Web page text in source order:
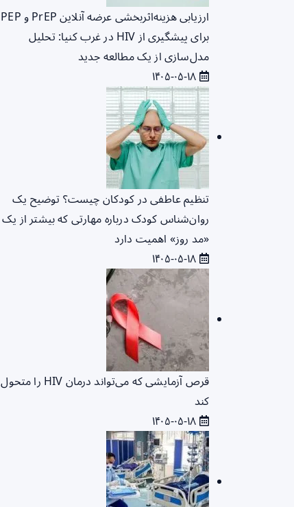
ارزیابی هزینه‌اثربخشی عرضه آنلاین PrEP و PEP
برای پیشگیری از HIV در غرب کنیا: تحلیل
مدل‌سازی از یک مطالعه جدید
تنظیم عاطفی در کودکان چیست؟ توضیح یک
روان‌شناس کودک درباره مهارتی که بیشتر از یک
«مد روز» اهمیت دارد
قرص آزمایشی که می‌تواند درمان HIV را متحول
کند